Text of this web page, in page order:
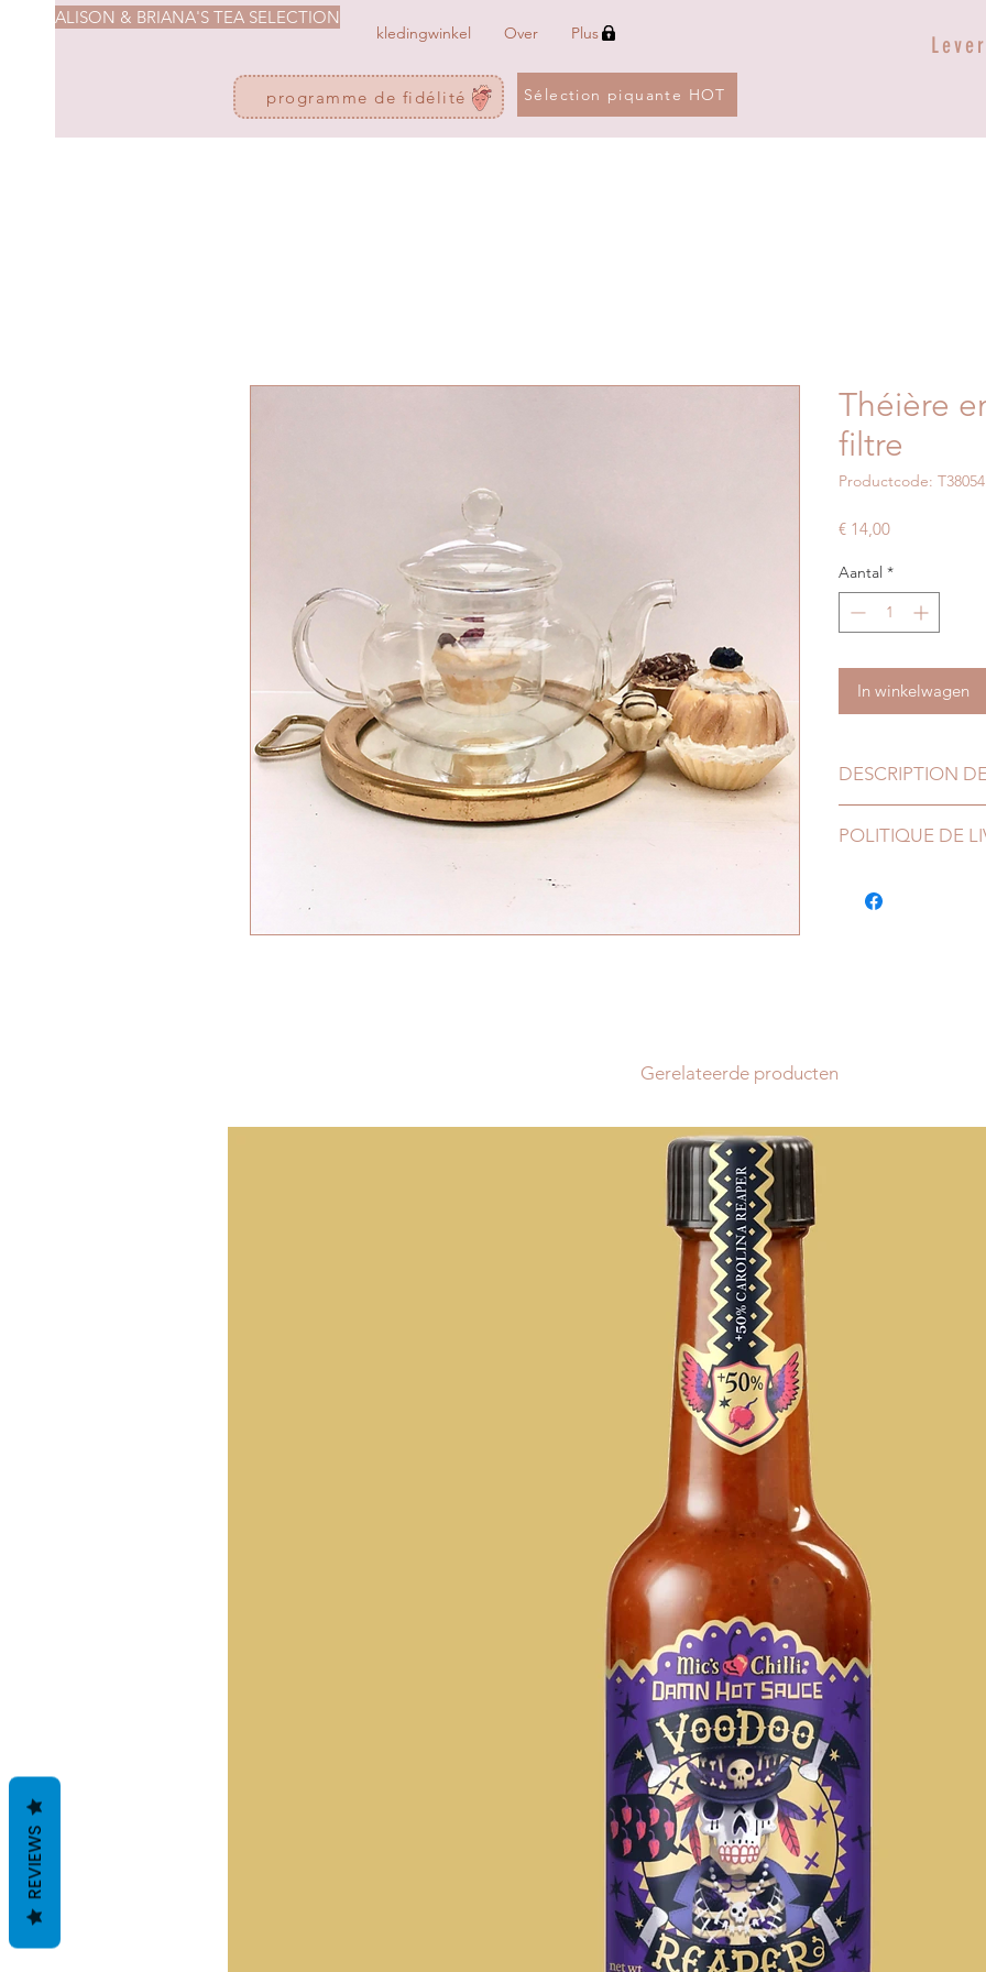
ALISON & BRIANA'S TEA SELECTION
kledingwinkel Over Plus
programme de fidélité Sélection piquante HOT
Théière
filtre
Productcode: T38054
€ 14,00Prijs
Aantal *
In winkelwagen
DESCRIPTION
POLITIQUE DE
également en
Gerelateerde producten
REVIEWS